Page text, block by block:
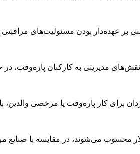
بر عهده‌دار بودن مسئولیت‌های مراقبتی
مدیریتی به کارکنان پاره‌وقت، در
برای کار پاره‌وقت یا مرخصی
محسوب می‌شوند، در مقایسه با صنایع